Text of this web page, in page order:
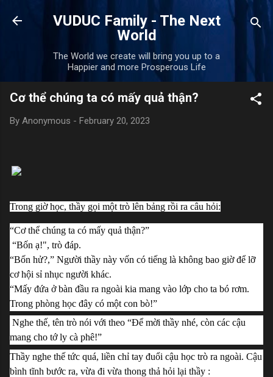
Skip to main content
VUDUC Family - The Next
World
The World we create will bring you up to a
Happier and more Prosperous Life
Cơ thể chúng ta có mấy quả thận?
By Anonymous - February 20, 2023
Trong giờ học, thầy gọi một trò lên bảng rồi ra câu hỏi:
“Cơ thể chúng ta có mấy quả thận?”
“Bốn ạ!", trò đáp.
“Bốn hử?,” Người thầy này vốn có tiếng là không bao giờ để lỡ
cơ hội sỉ nhục người khác.
“Mấy đứa ở bàn đầu ra ngoài kia mang vào lớp cho ta bó rơm.
Trong phòng học đây có một con bò!”
Nghe thế, tên trò nói với theo “Để mời thầy nhé, còn các cậu
mang cho tớ ly cà phê!”
Thầy nghe thế tức quá, liền chỉ tay đuổi cậu học trò ra ngoài. Cậu
bình tĩnh bước ra, vừa đi vừa thong thả hỏi lại thầy :